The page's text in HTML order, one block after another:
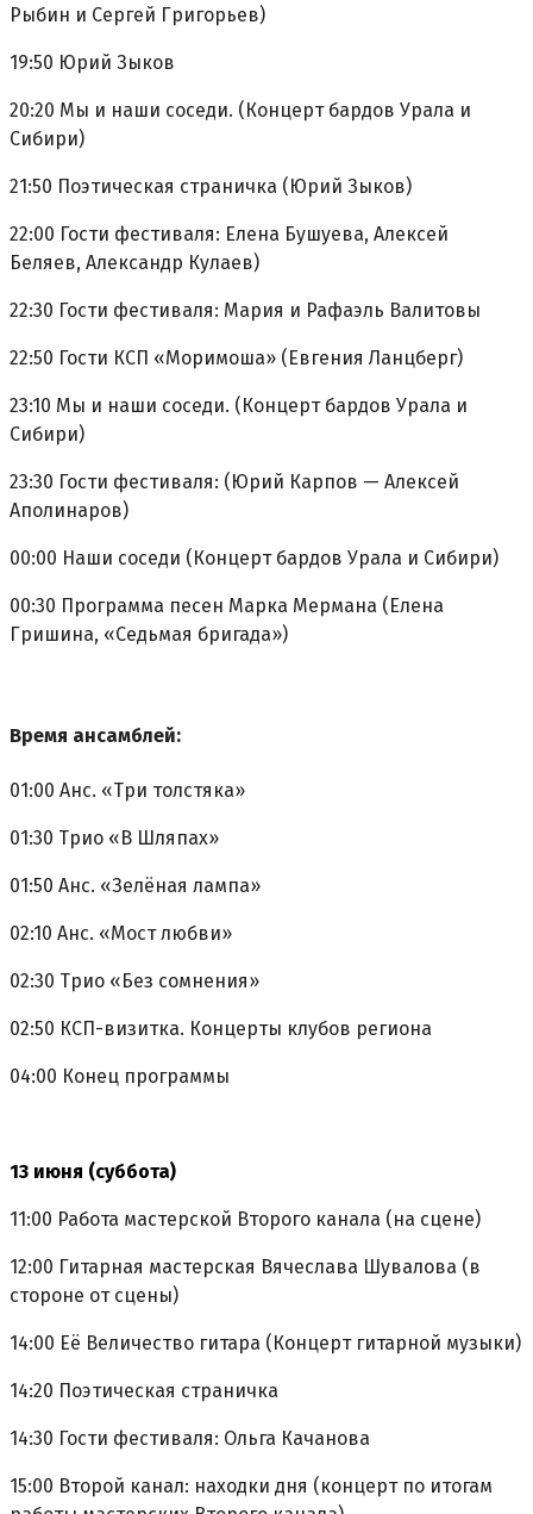
Рыбин и Сергей Григорьев)
19:50 Юрий Зыков
20:20 Мы и наши соседи. (Концерт бардов Урала и
Сибири)
21:50 Поэтическая страничка (Юрий Зыков)
22:00 Гости фестиваля: Елена Бушуева, Алексей
Беляев, Александр Кулаев)
22:30 Гости фестиваля: Мария и Рафаэль Валитовы
22:50 Гости КСП «Моримоша» (Евгения Ланцберг)
23:10 Мы и наши соседи. (Концерт бардов Урала и
Сибири)
23:30 Гости фестиваля: (Юрий Карпов — Алексей
Аполинаров)
00:00 Наши соседи (Концерт бардов Урала и Сибири)
00:30 Программа песен Марка Мермана (Елена
Гришина, «Седьмая бригада»)
Время ансамблей:
01:00 Анс. «Три толстяка»
01:30 Трио «В Шляпах»
01:50 Анс. «Зелёная лампа»
02:10 Анс. «Мост любви»
02:30 Трио «Без сомнения»
02:50 КСП-визитка. Концерты клубов региона
04:00 Конец программы
13 июня (суббота)
11:00 Работа мастерской Второго канала (на сцене)
12:00 Гитарная мастерская Вячеслава Шувалова (в
стороне от сцены)
14:00 Её Величество гитара (Концерт гитарной музыки)
14:20 Поэтическая страничка
14:30 Гости фестиваля: Ольга Качанова
15:00 Второй канал: находки дня (концерт по итогам